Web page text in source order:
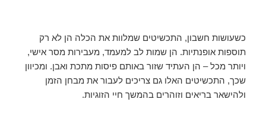
כשעושות חשבון, התכשיטים שמלוות את הכלה הן לא רק
תוספות אופנתיות. הן שמות לב למעמד, מעבירות מסר אישי,
ויותר מכל – הן העתיד שזור באותם פיסות מתכת ואבן. ומכיוון
שכך, התכשיטים האלו גם צריכים לעבור את מבחן הזמן
ולהישאר בריאים וזוהרים בהמשך חיי הזוגיות.